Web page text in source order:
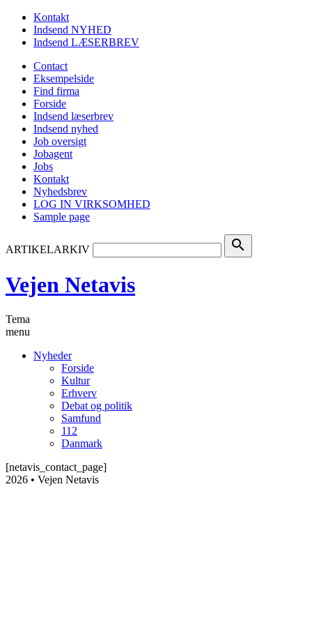
Kontakt
Indsend NYHED
Indsend LÆSERBREV
Contact
Eksempelside
Find firma
Forside
Indsend læserbrev
Indsend nyhed
Job oversigt
Jobagent
Jobs
Kontakt
Nyhedsbrev
LOG IN VIRKSOMHED
Sample page
ARTIKELARKIV search
Vejen Netavis
Tema
menu
Nyheder
Forside
Kultur
Erhverv
Debat og politik
Samfund
112
Danmark
[netavis_contact_page]
2026 • Vejen Netavis